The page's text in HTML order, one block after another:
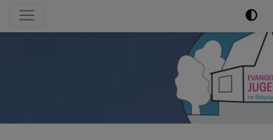
Hauptnavigation